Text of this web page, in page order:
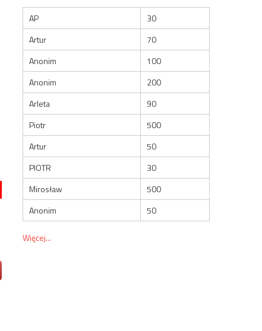
AP
30
Artur
70
Anonim
100
Anonim
200
Arleta
90
Piotr
500
Artur
50
PIOTR
30
Mirosław
500
Anonim
50
Więcej...